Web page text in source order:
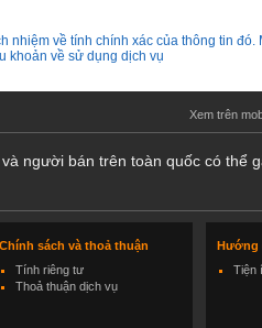
về tính chính xác của thông tin đó.
khoản về sử dụng dịch vụ
Xem trên
người bán trên toàn quốc có thể
Chính sách và thoả thuận
Tính riêng tư
Thoả thuận dịch vụ
Hướng
Tiện